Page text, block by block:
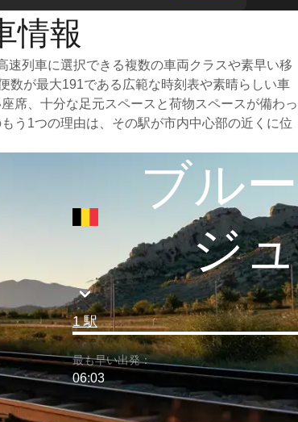
情報
列車に選択できる複数の車両クラスや素早い移
数が最大191である広範な時刻表や素晴らしい車
席、十分な足元スペースと荷物スペースが備わっ
う1つの理由は、その駅が市内中心部の近くに位
ブルー
ジュ
1 駅
最も早い出発：
06:03